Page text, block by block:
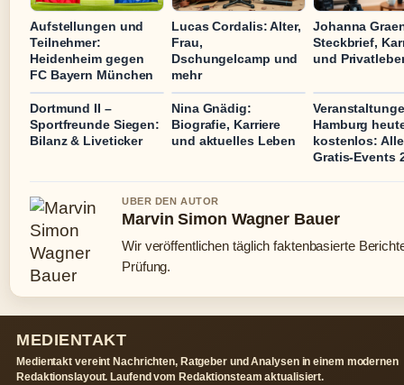
Aufstellungen und
Teilnehmer:
Heidenheim gegen
FC Bayern München
Lucas Cordalis: Alter,
Frau,
Dschungelcamp und
mehr
Johanna
Steckbrief,
und
Dortmund II –
Sportfreunde Siegen:
Bilanz & Liveticker
Nina Gnädig:
Biografie, Karriere
und aktuelles Leben
Hamburg
kostenlos: Alle
Gratis-Events
UBER DEN AUTOR
Marvin Simon Wagner Bauer
Wir veröffentlichen täglich faktenbasierte
Prüfung.
MEDIENTAKT
Medientakt vereint Nachrichten, Ratgeber und Analysen in einem modernen
Redaktionslayout. Laufend vom Redaktionsteam aktualisiert.